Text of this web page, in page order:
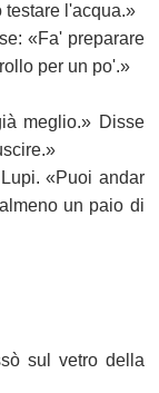
testare l'acqua.»
«Fa' preparare
per un po'.»
meglio.» Disse
«Puoi andar
un paio di
sul vetro della